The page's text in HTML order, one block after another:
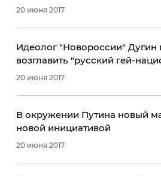
20 июня 2017
Идеолог "Новороссии" Дугин
возглавить "русский гей-
20 июня 2017
В окружении Путина новый
новой инициативой
20 июня 2017